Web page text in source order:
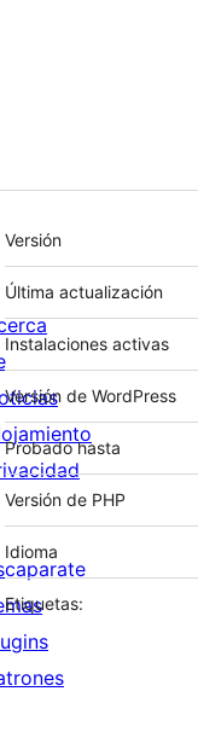
Meta
Versión
Última actualización
Instalaciones activas
Versión de WordPress
Probado hasta
Versión de PHP
Idioma
Etiquetas: